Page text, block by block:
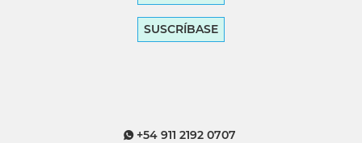
SUSCRÍBASE
+54 911 2192 0707